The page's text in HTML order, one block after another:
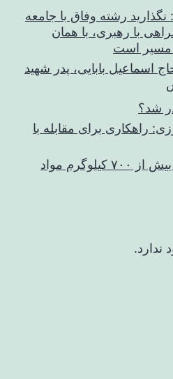
رشته وفاق با جامعه
با رهبری، با همان
مسیر است
اسماعیل بابایی، پدر شهید
شد؟
برای مقابله با
ببینید | تصاویری از کشف بیش از ۷۰۰ کیلوگرم مواد
ندارد.